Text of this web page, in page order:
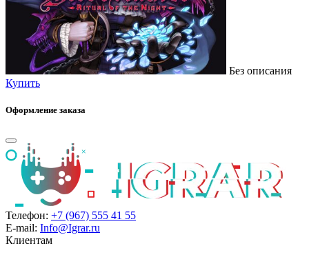
Без описания
Купить
Оформление заказа
Телефон: +7 (967) 555 41 55
E-mail: Info@Igrar.ru
Клиентам